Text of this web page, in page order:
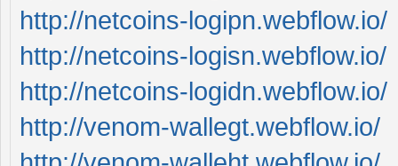
http://netcoins-logipn.webflow.io/
http://netcoins-logisn.webflow.io/
http://netcoins-logidn.webflow.io/
http://venom-wallegt.webflow.io/